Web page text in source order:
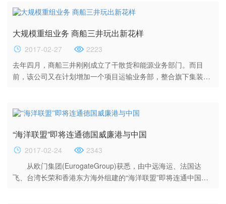
年同期业绩下滑16.79亿美元。 方雪刚介绍，2016年集装箱航
年相比增长4%，行业整体仍处于供求不平衡状态。“受低...
大规模重组业务 商船三井玩出新花样
2017-02-27
2223
去年四月，商船三井刚刚成立了干散货和能源业务部门。而目
前，该公司又在计划增加一个项目运输业务部，整合旗下集装
略执行办公室（Business Strategy Execution Office），主要利
时，商船三井还将撤销其研究办公室，并将其业务转移至业务...
“海洋联盟”即将连通德国威廉港与中国
2017-02-24
2343
从欧门集团(EurogateGroup)获悉，由中远海运、法国达
飞、台湾长荣和香港东方海外组建的“海洋联盟”即将连通中国与